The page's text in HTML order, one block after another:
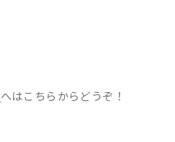
へはこちらからどうぞ！